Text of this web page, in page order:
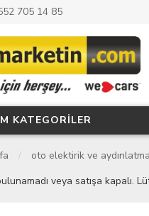
705 14 85
KATEGORİLER
oto elektirik ve aydınlatma
veya satışa kapalı.